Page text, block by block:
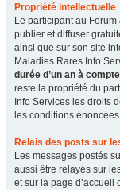
Propriété intellectuelle
Le participant au
publier et diffuser
ainsi que sur son site
Maladies Rares Info
durée d’un an à
reste la propriété du
Info Services les droits
les conditions
Relais des posts sur
Les messages postés
aussi être relayés sur
et sur la page d’accueil